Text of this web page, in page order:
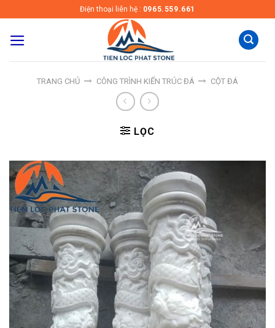
to
content
Điện thoại liên hệ : 0965.559.661
TRANG CHỦ CÔNG TRÌNH KIẾN TRÚC ĐÁ CỘT ĐÁ
LỌC